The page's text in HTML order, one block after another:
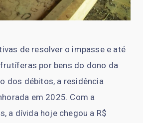
de resolver o impasse e até
por bens do dono da
dos débitos, a residência
em 2025. Com a
a dívida hoje chegou a R$